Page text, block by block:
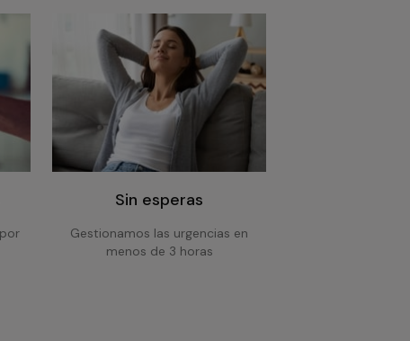
Sin esperas
Gestionamos las urgencias en
menos de 3 horas